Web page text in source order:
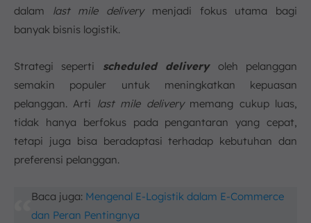
dalam last mile delivery menjadi fokus utama bagi
banyak bisnis logistik.
Strategi seperti scheduled delivery oleh pelanggan
semakin populer untuk meningkatkan kepuasan
pelanggan. Arti last mile delivery memang cukup luas,
tidak hanya berfokus pada pengantaran yang cepat,
tetapi juga bisa beradaptasi terhadap kebutuhan dan
preferensi pelanggan.
Baca juga: Mengenal E-Logistik dalam E-Commerce
dan Peran Pentingnya